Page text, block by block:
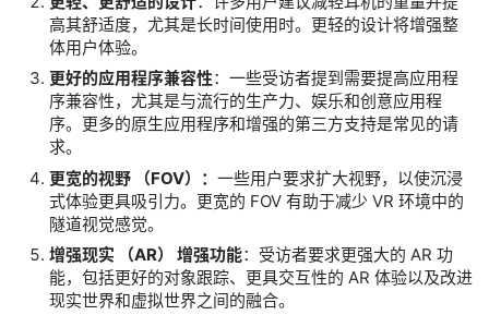
设
登录 注册
高其舒适度，尤其是长时间使用时。更轻的设计将增强整
体用户体验。
更好的应用程序兼容性：一些受访者提到需要提高应用程
序兼容性，尤其是与流行的生产力、娱乐和创意应用程
序。更多的原生应用程序和增强的第三方支持是常见的请
求。
更宽的视野 （FOV）： 一些用户要求扩大视野，以使沉浸
式体验更具吸引力。更宽的 FOV 有助于减少 VR 环境中的
隧道视觉感觉。
增强现实 （AR） 增强功能：受访者要求更强大的 AR 功
能，包括更好的对象跟踪、更具交互性的 AR 体验以及改进
现实世界和虚拟世界之间的融合。